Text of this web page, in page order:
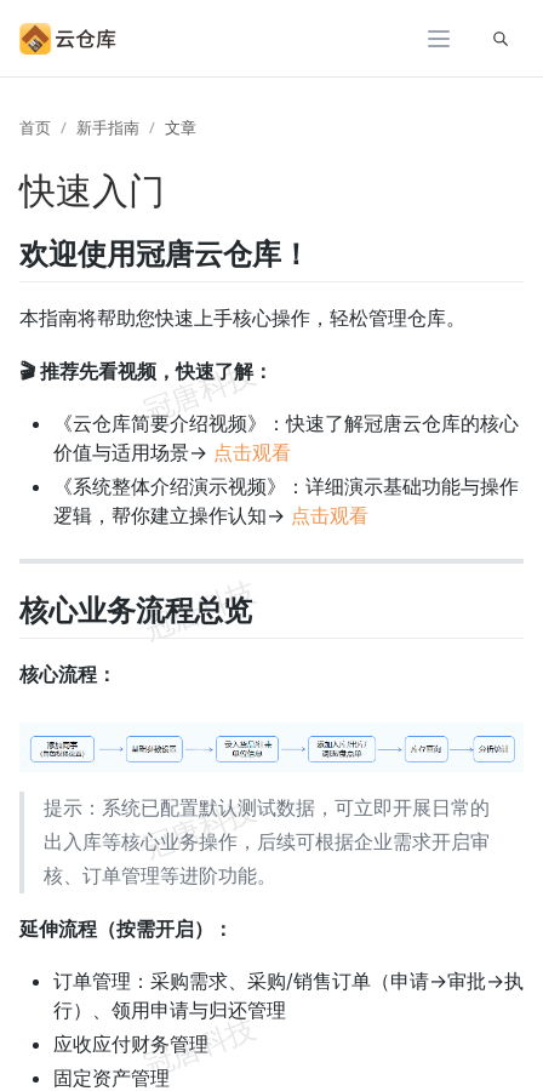
展开
首页 新手指南 文章
快速入门
欢迎使用冠唐云仓库！
本指南将帮助您快速上手核心操作，轻松管理仓库。
🎬 推荐先看视频，快速了解：
《云仓库简要介绍视频》：快速了解冠唐云仓库的核心
价值与适用场景→ 点击观看
《系统整体介绍演示视频》：详细演示基础功能与操作
逻辑，帮你建立操作认知→ 点击观看
核心业务流程总览
核心流程：
提示：系统已配置默认测试数据，可立即开展日常的
出入库等核心业务操作，后续可根据企业需求开启审
核、订单管理等进阶功能。
延伸流程（按需开启）：
订单管理：采购需求、采购/销售订单（申请→审批→执
行）、领用申请与归还管理
应收应付财务管理
固定资产管理